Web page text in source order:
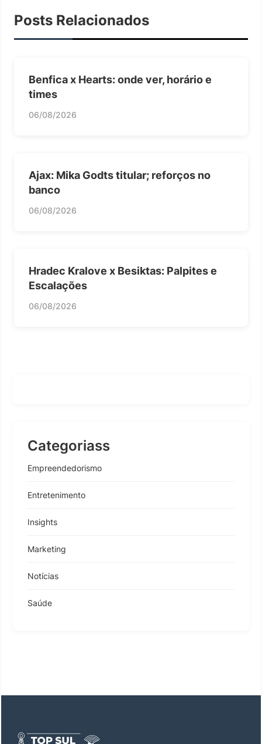
Posts Relacionados
Benfica x Hearts: onde ver, horário e
times
06/08/2026
Ajax: Mika Godts titular; reforços no
banco
06/08/2026
Hradec Kralove x Besiktas: Palpites e
Escalações
06/08/2026
Categoriass
Empreendedorismo
Entretenimento
Insights
Marketing
Notícias
Saúde